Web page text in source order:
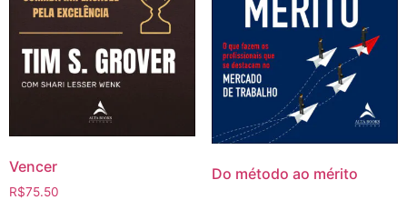
Vencer
R$75.50
Do método ao mérito